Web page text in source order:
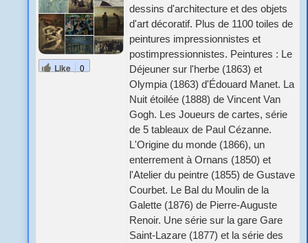
Like 0
dessins d'architecture et des objets
d'art décoratif. Plus de 1100 toiles de
peintures impressionnistes et
postimpressionnistes. Peintures : Le
Déjeuner sur l'herbe (1863) et
Olympia (1863) d'Édouard Manet. La
Nuit étoilée (1888) de Vincent Van
Gogh. Les Joueurs de cartes, série
de 5 tableaux de Paul Cézanne.
L'Origine du monde (1866), un
enterrement à Ornans (1850) et
l'Atelier du peintre (1855) de Gustave
Courbet. Le Bal du Moulin de la
Galette (1876) de Pierre-Auguste
Renoir. Une série sur la gare Gare
Saint-Lazare (1877) et la série des